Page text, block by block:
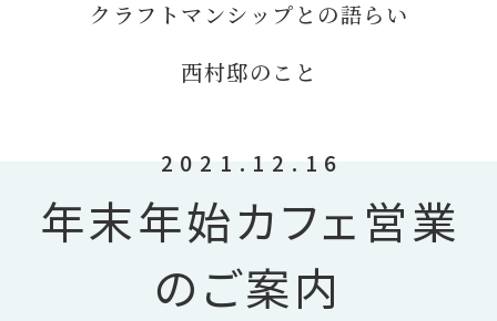
クラフトマンシップとの語らい
西村邸のこと
2021.12.16
年末年始カフェ営業
のご案内